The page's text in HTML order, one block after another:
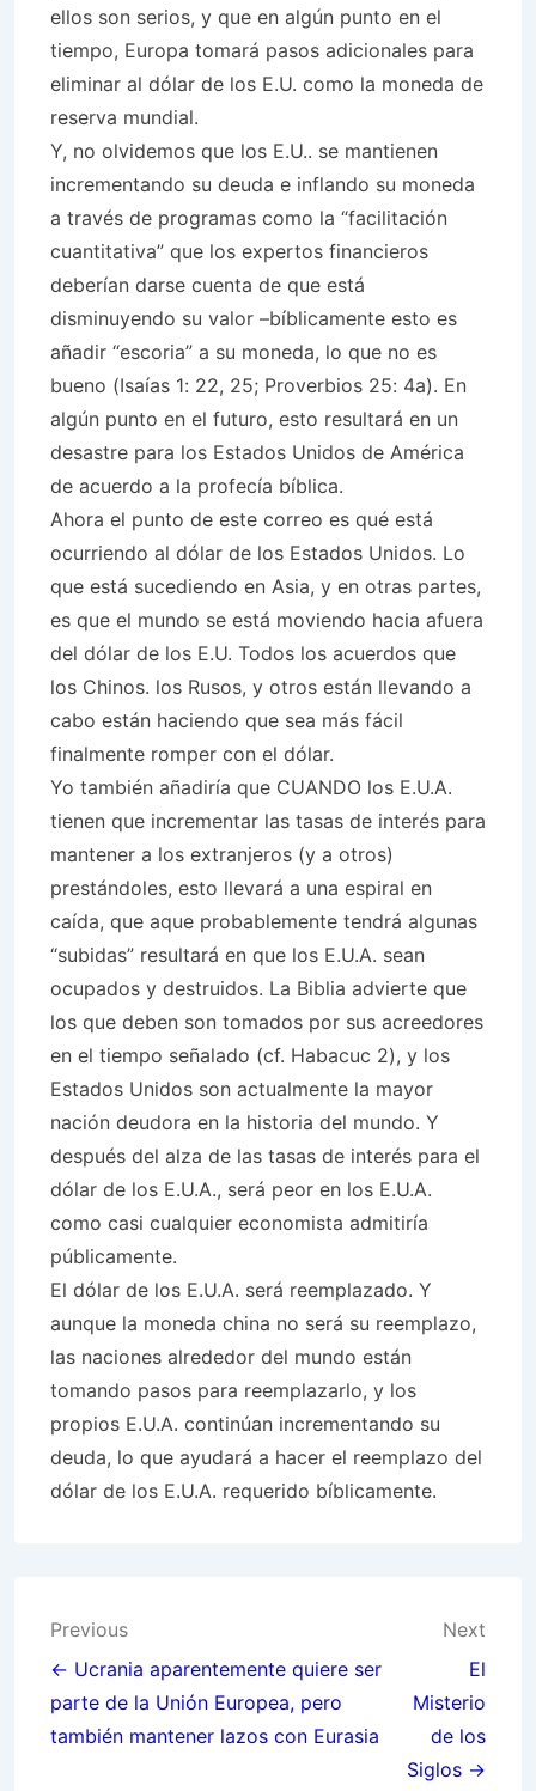
ellos son serios, y que en algún punto en el
tiempo, Europa tomará pasos adicionales para
eliminar al dólar de los E.U. como la moneda de
reserva mundial.
Y, no olvidemos que los E.U.. se mantienen
incrementando su deuda e inflando su moneda
a través de programas como la “facilitación
cuantitativa” que los expertos financieros
deberían darse cuenta de que está
disminuyendo su valor –bíblicamente esto es
añadir “escoria” a su moneda, lo que no es
bueno (Isaías 1: 22, 25; Proverbios 25: 4a). En
algún punto en el futuro, esto resultará en un
desastre para los Estados Unidos de América
de acuerdo a la profecía bíblica.
Ahora el punto de este correo es qué está
ocurriendo al dólar de los Estados Unidos. Lo
que está sucediendo en Asia, y en otras partes,
es que el mundo se está moviendo hacia afuera
del dólar de los E.U. Todos los acuerdos que
los Chinos. los Rusos, y otros están llevando a
cabo están haciendo que sea más fácil
finalmente romper con el dólar.
Yo también añadiría que CUANDO los E.U.A.
tienen que incrementar las tasas de interés para
mantener a los extranjeros (y a otros)
prestándoles, esto llevará a una espiral en
caída, que aque probablemente tendrá algunas
“subidas” resultará en que los E.U.A. sean
ocupados y destruidos. La Biblia advierte que
los que deben son tomados por sus acreedores
en el tiempo señalado (cf. Habacuc 2), y los
Estados Unidos son actualmente la mayor
nación deudora en la historia del mundo. Y
después del alza de las tasas de interés para el
dólar de los E.U.A., será peor en los E.U.A.
como casi cualquier economista admitiría
públicamente.
El dólar de los E.U.A. será reemplazado. Y
aunque la moneda china no será su reemplazo,
las naciones alrededor del mundo están
tomando pasos para reemplazarlo, y los
propios E.U.A. continúan incrementando su
deuda, lo que ayudará a hacer el reemplazo del
dólar de los E.U.A. requerido bíblicamente.
Post
navigation
Previous
← Ucrania aparentemente quiere ser
parte de la Unión Europea, pero
también mantener lazos con Eurasia
Next
El
Misterio
de los
Siglos →